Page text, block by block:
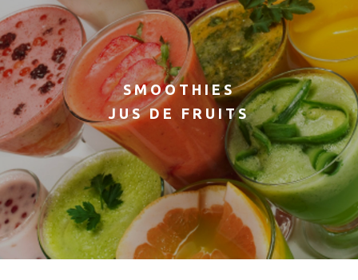
SMOOTHIES
JUS DE FRUITS